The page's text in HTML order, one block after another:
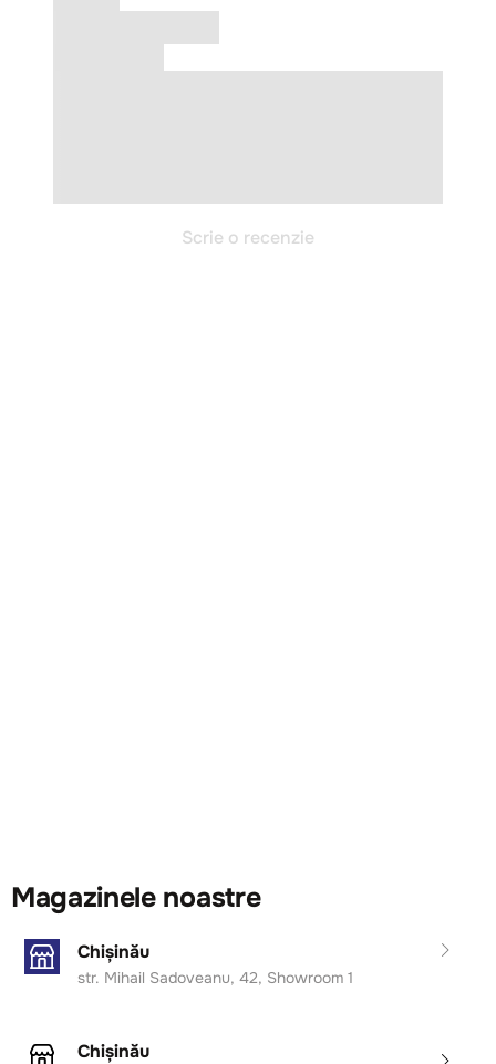
Scrie o recenzie
Magazinele noastre
Chișinău
str. Mihail Sadoveanu, 42, Showroom 1
Chișinău